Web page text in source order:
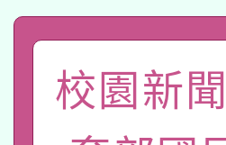
一案。
答一案
有關本府
人員健康
心」，鼓
本校115
招甄選結
適應運動
校園新